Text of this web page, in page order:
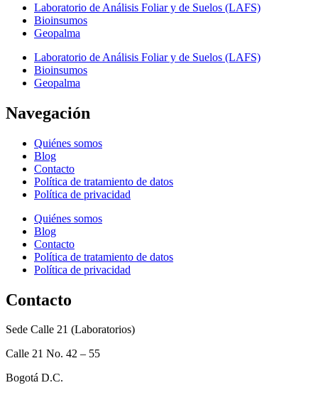
Laboratorio de Análisis Foliar y de Suelos (LAFS)
Bioinsumos
Geopalma
Laboratorio de Análisis Foliar y de Suelos (LAFS)
Bioinsumos
Geopalma
Navegación
Quiénes somos
Blog
Contacto
Política de tratamiento de datos
Política de privacidad
Quiénes somos
Blog
Contacto
Política de tratamiento de datos
Política de privacidad
Contacto
Sede Calle 21 (Laboratorios)
Calle 21 No. 42 – 55
Bogotá D.C.